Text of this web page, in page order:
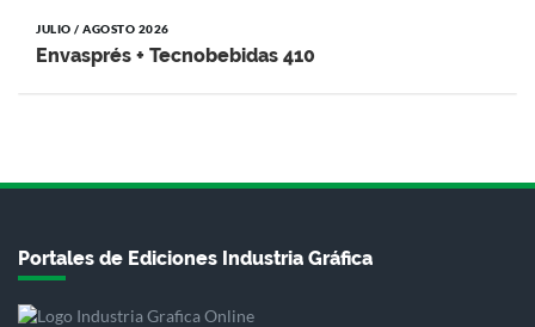
JULIO / AGOSTO 2026
Envasprés + Tecnobebidas 410
Portales de Ediciones Industria Gráfica